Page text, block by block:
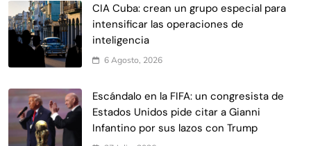
CIA Cuba: crean un grupo especial para
intensificar las operaciones de
inteligencia
6 Agosto, 2026
Escándalo en la FIFA: un congresista de
Estados Unidos pide citar a Gianni
Infantino por sus lazos con Trump